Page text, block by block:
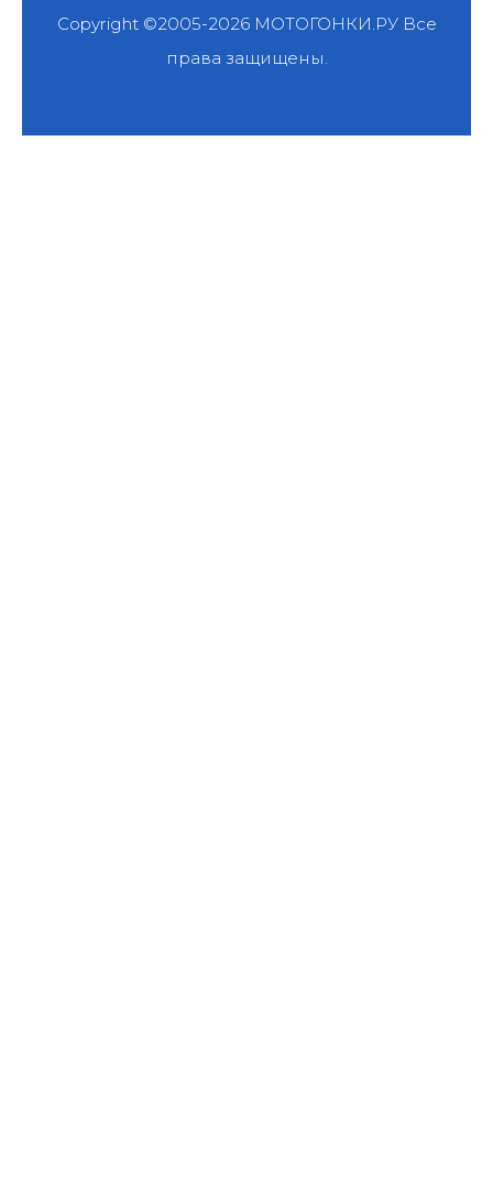
Copyright ©2005-2026 МОТОГОНКИ.РУВсе
права защищены.